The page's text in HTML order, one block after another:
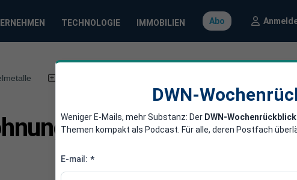
TECHNOLOGIE IMMOBILIEN Abo
Vonovia will neue
DWN-
Weniger E-Mails, mehr Substanz: Der DWN-Wochenrückblick
Themen kompakt als Podcast. Für alle, deren Postfach
E-mail: *